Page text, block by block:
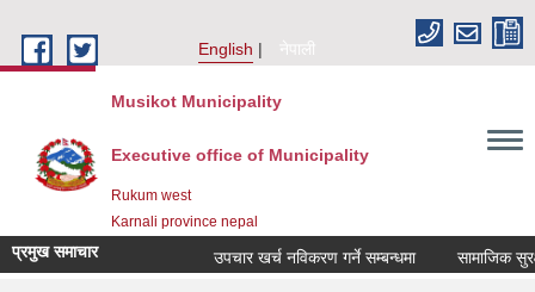
English
नेपाली
Musikot Municipality
Executive office of Municipality
Rukum west
Karnali province nepal
प्रमुख समाचार उपचार खर्च नविकरण गर्ने सम्बन्धमा